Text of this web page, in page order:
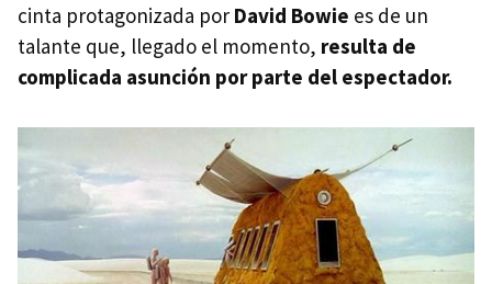
cinta protagonizada por David Bowie es de un
talante que, llegado el momento, resulta de
complicada asunción por parte del espectador.